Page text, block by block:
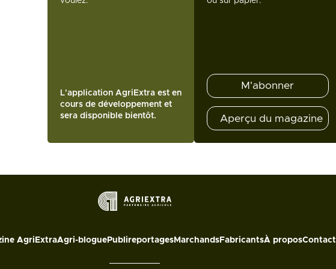
L'application AgriExtra est en
cours de développement et
sera disponible bientôt.
M'abonner
Aperçu du magazine
AgriExtraAgri-blogue Publireportages Marchands FabricantsÀ proposContact